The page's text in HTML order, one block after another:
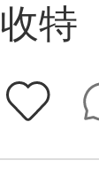
收特